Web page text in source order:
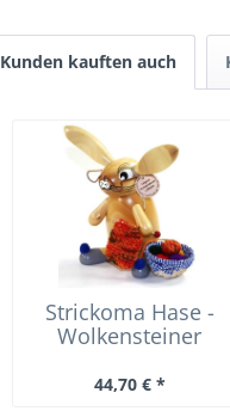
Kunden kauften auch
Strickoma Hase -
Wolkensteiner
44,70 € *